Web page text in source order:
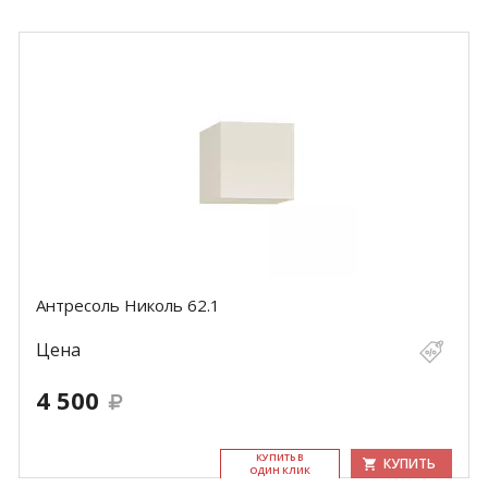
Антресоль Николь 62.1
Цена
4 500
КУ­ПИТЬ В
ОДИН КЛИК
КУПИТЬ